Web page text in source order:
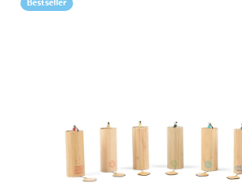
ből
Bestseller